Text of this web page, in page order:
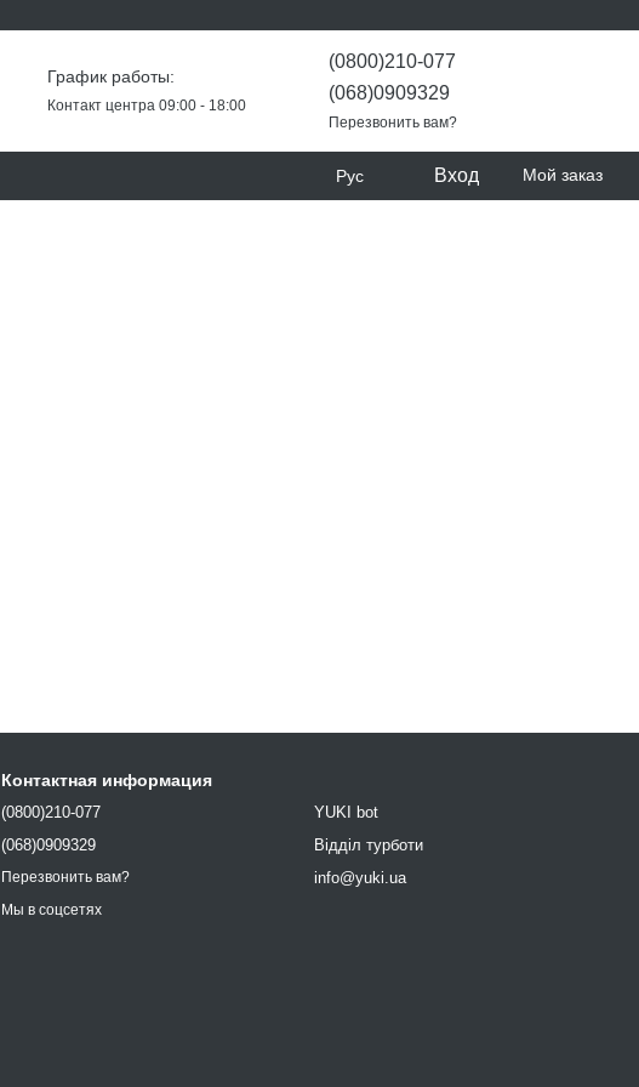
График работы:
Контакт центра 09:00 - 18:00
(0800)210-077
(068)0909329
Перезвонить вам?
Рус Вход Мой заказ
Контактная информация
(0800)210-077
(068)0909329
Перезвонить вам?
YUKI bot
Відділ турботи
info@yuki.ua
Мы в соцсетях